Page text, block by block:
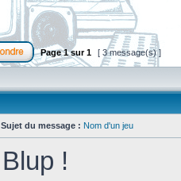
Page1sur1 [ 3 message(s) ]
Sujet du message : Nom d'un jeu
Blup !